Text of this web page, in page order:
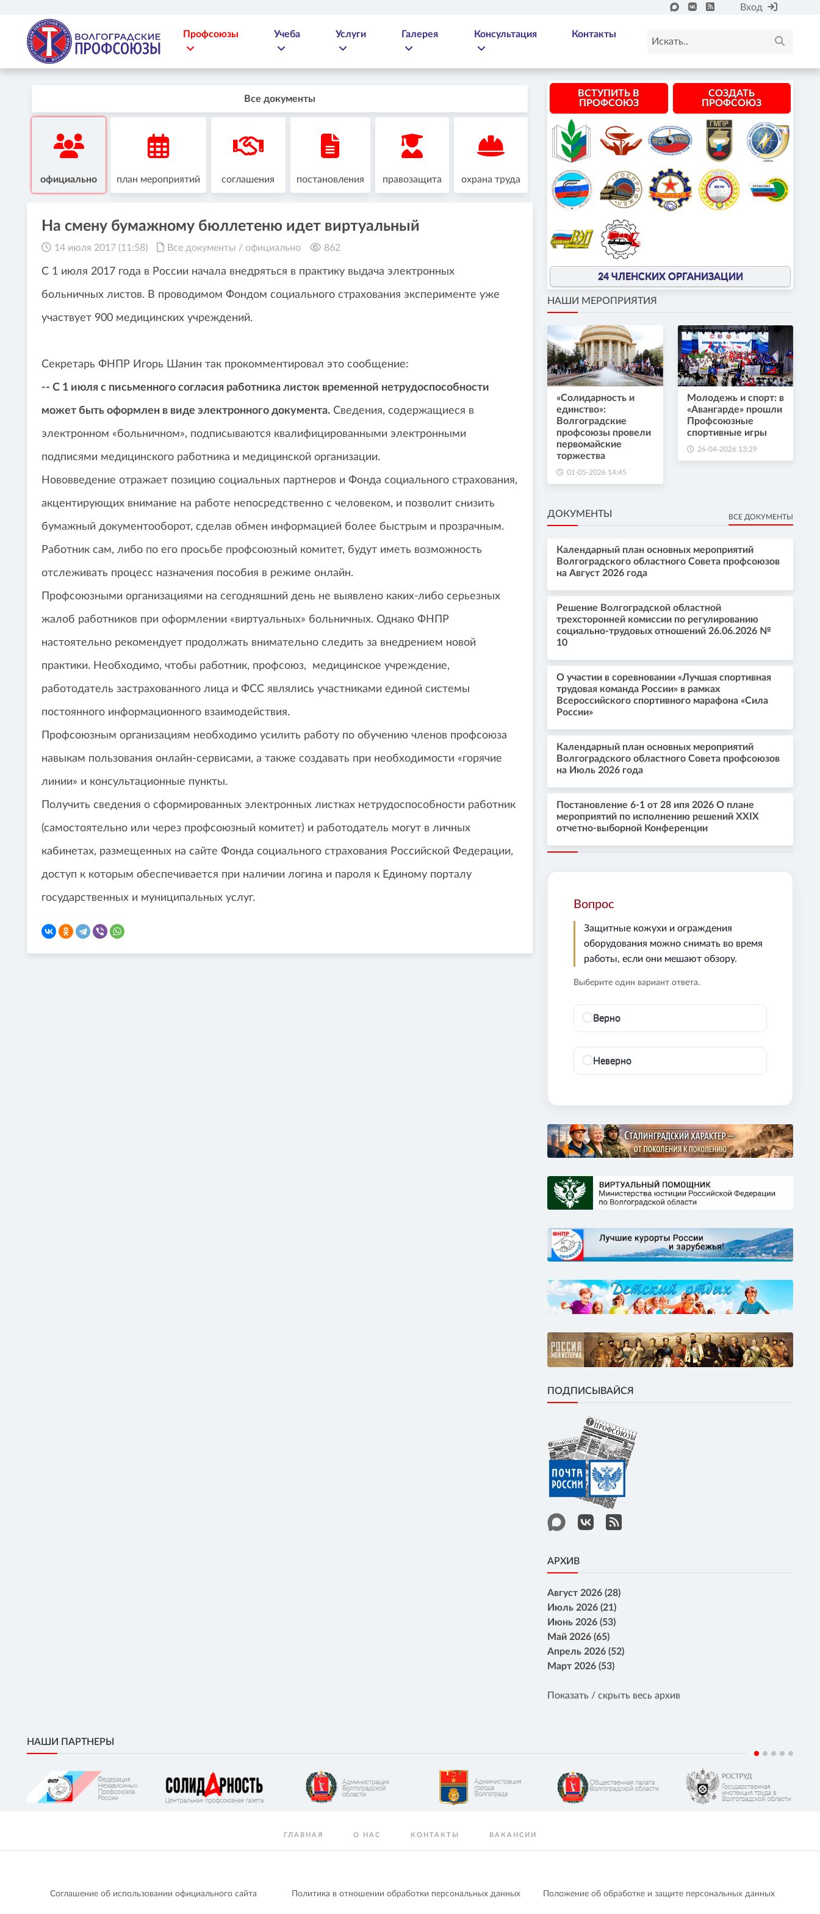
Вход
Профсоюзы Учеба Услуги Галерея Консультация Контакты
Все документы
официально план мероприятий соглашения постановления правозащита охрана труда
На смену бумажному бюллетеню идет виртуальный
14 июля 2017 (11:58) Все документы / официально 862
С 1 июля 2017 года в России начала внедряться в практику выдача электронных
больничных листов. В проводимом Фондом социального страхования эксперименте уже
участвует 900 медицинских учреждений.
Секретарь ФНПР Игорь Шанин так прокомментировал это сообщение:
-- С 1 июля с письменного согласия работника листок временной нетрудоспособности
может быть оформлен в виде электронного документа. Сведения, содержащиеся в
электронном «больничном», подписываются квалифицированными электронными
подписями медицинского работника и медицинской организации.
Нововведение отражает позицию социальных партнеров и Фонда социального страхования,
акцентирующих внимание на работе непосредственно с человеком, и позволит снизить
бумажный документооборот, сделав обмен информацией более быстрым и прозрачным.
Работник сам, либо по его просьбе профсоюзный комитет, будут иметь возможность
отслеживать процесс назначения пособия в режиме онлайн.
Профсоюзными организациями на сегодняшний день не выявлено каких-либо серьезных
жалоб работников при оформлении «виртуальных» больничных. Однако ФНПР
настоятельно рекомендует продолжать внимательно следить за внедрением новой
практики. Необходимо, чтобы работник, профсоюз, медицинское учреждение,
работодатель застрахованного лица и ФСС являлись участниками единой системы
постоянного информационного взаимодействия.
Профсоюзным организациям необходимо усилить работу по обучению членов профсоюза
навыкам пользования онлайн-сервисами, а также создавать при необходимости «горячие
линии» и консультационные пункты.
Получить сведения о сформированных электронных листках нетрудоспособности работник
(самостоятельно или через профсоюзный комитет) и работодатель могут в личных
кабинетах, размещенных на сайте Фонда социального страхования Российской Федерации,
доступ к которым обеспечивается при наличии логина и пароля к Единому порталу
государственных и муниципальных услуг.
ВСТУПИТЬ В
ПРОФСОЮЗ
СОЗДАТЬ
ПРОФСОЮЗ
24 ЧЛЕНСКИХ ОРГАНИЗАЦИИ
НАШИ МЕРОПРИЯТИЯ
«Солидарность и
единство»:
Волгоградские
профсоюзы провели
первомайские
торжества
01-05-2026 14:45
Молодежь и спорт: в
«Авангарде» прошли
Профсоюзные
спортивные игры
26-04-2026 13:29
ДОКУМЕНТЫ ВСЕ ДОКУМЕНТЫ
Календарный план основных мероприятий
Волгоградского областного Совета профсоюзов
на Август 2026 года
Решение Волгоградской областной
трехсторонней комиссии по регулированию
социально-трудовых отношений 26.06.2026 №
10
О участии в соревновании «Лучшая спортивная
трудовая команда России» в рамках
Всероссийского спортивного марафона «Сила
России»
Календарный план основных мероприятий
Волгоградского областного Совета профсоюзов
на Июль 2026 года
Постановление 6-1 от 28 ипя 2026 О плане
мероприятий по исполнению решений XXIX
отчетно-выборной Конференции
Вопрос
Защитные кожухи и ограждения
оборудования можно снимать во время
работы, если они мешают обзору.
Выберите один вариант ответа.
Верно
Неверно
ПОДПИСЫВАЙСЯ
АРХИВ
Август 2026 (28)
Июль 2026 (21)
Июнь 2026 (53)
Май 2026 (65)
Апрель 2026 (52)
Март 2026 (53)
Показать / скрыть весь архив
НАШИ ПАРТНЕРЫ
ГЛАВНАЯ О НАС КОНТАКТЫ ВАКАНСИИ
Соглашение об использовании официального сайта Политика в отношении обработки персональных данных Положение об обработке и защите персональных данных